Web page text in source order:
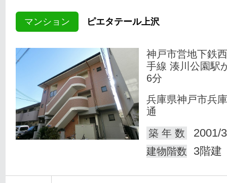
マンション ピエタテール上沢
神戸市営地下鉄
手線 湊川公園駅
6分
兵庫県神戸市兵
通
築 年 数
2001/
建物階数 3階建